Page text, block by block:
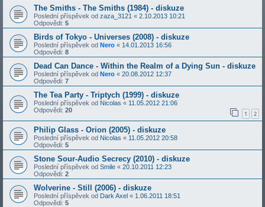
The Smiths - The Smiths (1984) - diskuze
Poslední příspěvek od zaza_3121 « 2.10.2013 10:21
Odpovědi: 5
Birds of Tokyo - Universes (2008) - diskuze
Poslední příspěvek od Nero « 14.01.2013 16:56
Odpovědi: 8
Dead Can Dance - Within the Realm of a Dying Sun - diskuze
Poslední příspěvek od Nero « 20.08.2012 12:37
Odpovědi: 7
The Tea Party - Triptych (1999) - diskuze
Poslední příspěvek od Nicolas « 11.05.2012 21:06
Odpovědi: 20 1 2
Philip Glass - Orion (2005) - diskuze
Poslední příspěvek od Nicolas « 11.05.2012 20:58
Odpovědi: 5
Stone Sour-Audio Secrecy (2010) - diskuze
Poslední příspěvek od Smile « 20.10.2011 12:23
Odpovědi: 2
Wolverine - Still (2006) - diskuze
Poslední příspěvek od Dark Axel « 1.06.2011 18:51
Odpovědi: 5